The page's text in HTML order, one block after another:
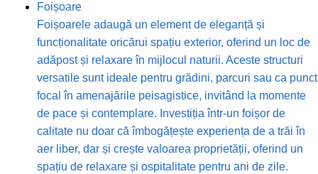
Foișoare
Foișoarele adaugă un element de eleganță și
funcționalitate oricărui spațiu exterior, oferind un loc de
adăpost și relaxare în mijlocul naturii. Aceste structuri
versatile sunt ideale pentru grădini, parcuri sau ca punct
focal în amenajările peisagistice, invitând la momente
de pace și contemplare. Investiția într-un foișor de
calitate nu doar că îmbogățește experiența de a trăi în
aer liber, dar și crește valoarea proprietății, oferind un
spațiu de relaxare și ospitalitate pentru ani de zile.